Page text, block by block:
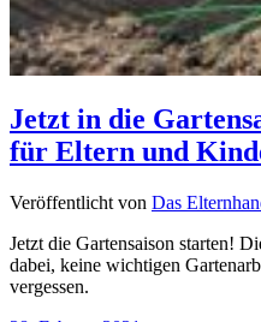
Jetzt in die
für Eltern und
Veröffentlicht von Das
Jetzt die Gartensaison starten!
dabei, keine wichtigen
vergessen.